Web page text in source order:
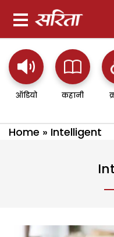
ऑडियो कहानी
Home » Intelligent